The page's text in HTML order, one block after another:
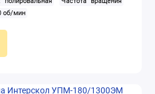
об/мин